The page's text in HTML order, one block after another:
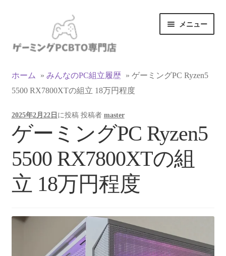
ゲ
ョ
ン
ス
キ
ッ
プ
テ
へ
ス
ッ
プ
メニュー
マイアカウント
支払い
お買い物カゴ
お買い物ガイド
フルカスタマイズ相談
ホーム » みんなのPC組立履歴 » ゲーミングPC Ryzen5
5500 RX7800XTの組立 18万円程度
2025年2月22日 に投稿 投稿者 master
ゲーミングPC Ryzen5
5500 RX7800XTの組
立 18万円程度